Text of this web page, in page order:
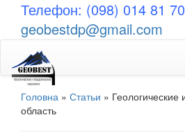
Телефон: (098) 014 81
geobestdp@gmail.com
Головна » Статьи » Геологические
область